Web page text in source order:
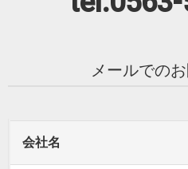
メールでの
会社名